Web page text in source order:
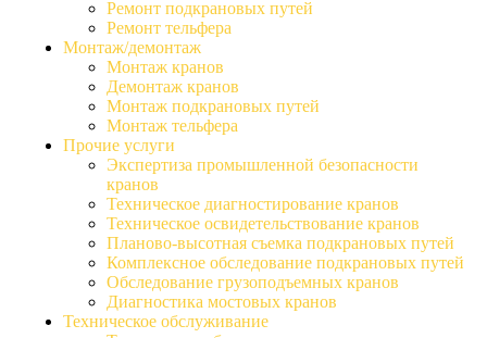
Ремонт подкрановых путей
Ремонт тельфера
Монтаж/демонтаж
Монтаж кранов
Демонтаж кранов
Монтаж подкрановых путей
Монтаж тельфера
Прочие услуги
Экспертиза промышленной безопасности
кранов
Техническое диагностирование кранов
Техническое освидетельствование кранов
Планово-высотная съемка подкрановых путей
Комплексное обследование подкрановых путей
Обследование грузоподъемных кранов
Диагностика мостовых кранов
Техническое обслуживание